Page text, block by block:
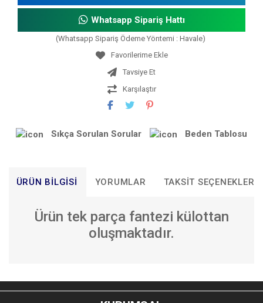
Whatsapp Sipariş Hattı
(Whatsapp Sipariş Ödeme Yöntemi : Havale)
Tavsiye Et
Karşılaştır
Sıkça Sorulan Sorular Beden Tablosu
ÜRÜN BILGISI YORUMLAR TAKSIT SEÇENEKLERI
Ürün tek parça fantezi külottan
oluşmaktadır.
Bu ürünün fiyat bilgisi, resim, ürün açıklamalarında ve diğer
konularda yetersiz gördüğünüz noktaları öneri formunu